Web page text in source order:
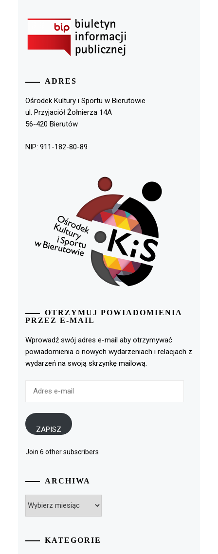
ADRES
Ośrodek Kultury i Sportu w Bierutowie
ul. Przyjaciół Żołnierza 14A
56-420 Bierutów
NIP: 911-182-80-89
OTRZYMUJ POWIADOMIENIA
PRZEZ E-MAIL
Wprowadź swój adres e-mail aby otrzymywać
powiadomienia o nowych wydarzeniach i relacjach z
wydarzeń na swoją skrzynkę mailową.
ZAPISZ
Join 6 other subscribers
ARCHIWA
KATEGORIE